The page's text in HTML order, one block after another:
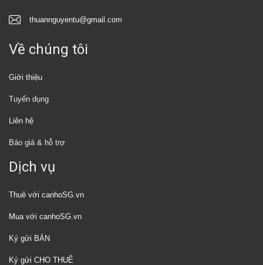
thuannguyentu@gmail.com
Về chúng tôi
Giới thiệu
Tuyển dụng
Liên hệ
Báo giá & hỗ trợ
Dịch vụ
Thuê với canhoSG.vn
Mua với canhoSG.vn
Ký gửi BÁN
Ký gửi CHO THUÊ